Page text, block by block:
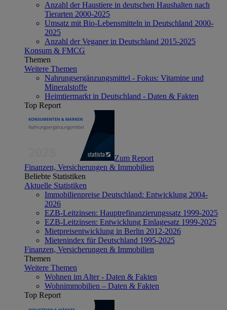
Anzahl der Haustiere in deutschen Haushalten nach
Tierarten 2000-2025
Umsatz mit Bio-Lebensmitteln in Deutschland 2000-
2025
Anzahl der Veganer in Deutschland 2015-2025
Konsum & FMCG
Themen
Weitere Themen
Nahrungsergänzungsmittel - Fokus: Vitamine und
Mineralstoffe
Heimtiermarkt in Deutschland - Daten & Fakten
Top Report
Zum Report
Finanzen, Versicherungen & Immobilien
Beliebte Statistiken
Aktuelle Statistiken
Immobilienpreise Deutschland: Entwicklung 2004-
2026
EZB-Leitzinsen: Hauptrefinanzierungssatz 1999-2025
EZB-Leitzinsen: Entwicklung Einlagesatz 1999-2025
Mietpreisentwicklung in Berlin 2012-2026
Mietenindex für Deutschland 1995-2025
Finanzen, Versicherungen & Immobilien
Themen
Weitere Themen
Wohnen im Alter - Daten & Fakten
Wohnimmobilien – Daten & Fakten
Top Report